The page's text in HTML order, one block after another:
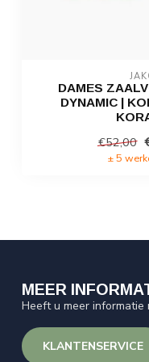
DAMES
DYNAMIC |
€52,00
± 5
MEER
Heeft u meer informatie
KLANTENSERVICE